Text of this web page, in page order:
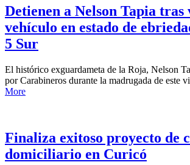
Detienen a Nelson Tapia tras
vehículo en estado de
5 Sur
El histórico exguardameta de la Roja, Nelson
por Carabineros durante la madrugada de este
More
Finaliza exitoso proyecto de
domiciliario en Curicó